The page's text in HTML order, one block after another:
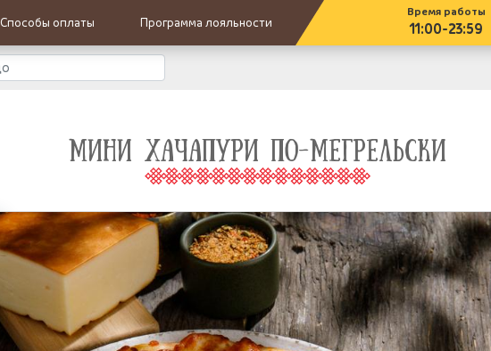
Способы оплаты Программа лояльности
Время работы
11:00-23:59
МИНИ ХАЧАПУРИ ПО-МЕГРЕЛЬСКИ